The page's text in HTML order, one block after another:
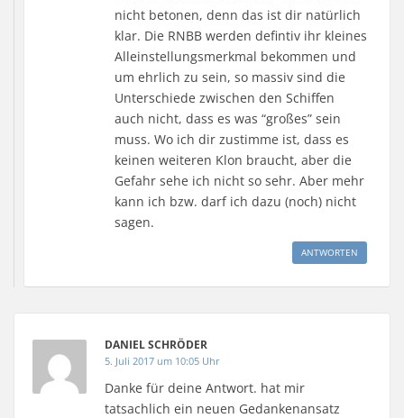
nicht betonen, denn das ist dir natürlich
klar. Die RNBB werden defintiv ihr kleines
Alleinstellungsmerkmal bekommen und
um ehrlich zu sein, so massiv sind die
Unterschiede zwischen den Schiffen
auch nicht, dass es was “großes” sein
muss. Wo ich dir zustimme ist, dass es
keinen weiteren Klon braucht, aber die
Gefahr sehe ich nicht so sehr. Aber mehr
kann ich bzw. darf ich dazu (noch) nicht
sagen.
ANTWORTEN
DANIEL SCHRÖDER
5. Juli 2017 um 10:05 Uhr
Danke für deine Antwort. hat mir
tatsachlich ein neuen Gedankenansatz